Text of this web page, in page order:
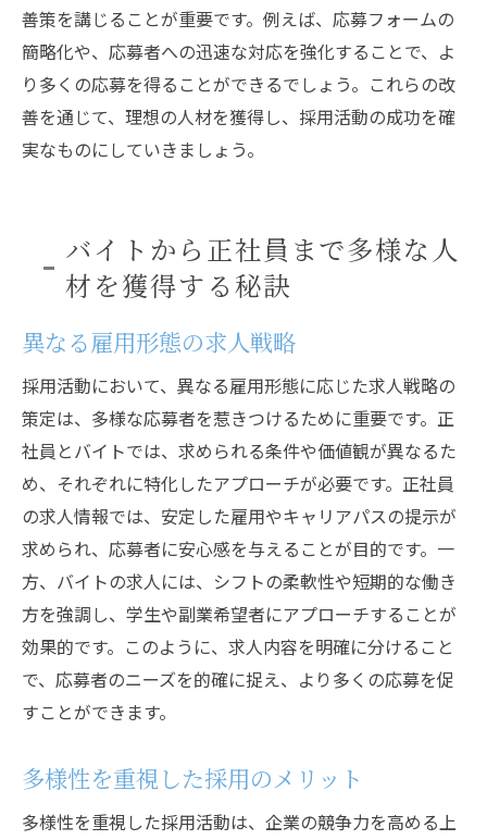
善策を講じることが重要です。例えば、応募フォームの
簡略化や、応募者への迅速な対応を強化することで、よ
り多くの応募を得ることができるでしょう。これらの改
善を通じて、理想の人材を獲得し、採用活動の成功を確
実なものにしていきましょう。
バイトから正社員まで多様な人
材を獲得する秘訣
異なる雇用形態の求人戦略
採用活動において、異なる雇用形態に応じた求人戦略の
策定は、多様な応募者を惹きつけるために重要です。正
社員とバイトでは、求められる条件や価値観が異なるた
め、それぞれに特化したアプローチが必要です。正社員
の求人情報では、安定した雇用やキャリアパスの提示が
求められ、応募者に安心感を与えることが目的です。一
方、バイトの求人には、シフトの柔軟性や短期的な働き
方を強調し、学生や副業希望者にアプローチすることが
効果的です。このように、求人内容を明確に分けること
で、応募者のニーズを的確に捉え、より多くの応募を促
すことができます。
多様性を重視した採用のメリット
多様性を重視した採用活動は、企業の競争力を高める上